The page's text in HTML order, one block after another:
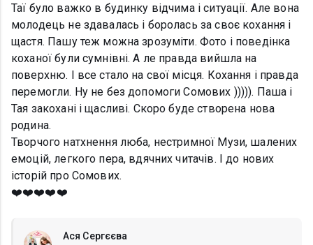
Таї було важко в будинку відчима і ситуації. Але вона
молодець не здавалась і боролась за своє кохання і
щастя. Пашу теж можна зрозуміти. Фото і поведінка
коханої були сумнівні. А ле правда вийшла на
поверхню. І все стало на свої місця. Кохання і правда
перемогли. Ну не без допомоги Сомових ))))). Паша і
Тая закохані і щасливі. Скоро буде створена нова
родина.
Творчого натхнення люба, нестримної Музи, шалених
емоцій, легкого пера, вдячних читачів. І до нових
історій про Сомових.
❤️❤️❤️❤️❤️
Ася Сергєєва